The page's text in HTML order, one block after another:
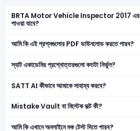
BRTA Motor Vehicle Inspector 2017 এর প্রশ্ন ও সমাধান কি এখানে
পাওয়া যাবে?
আমি কি এই প্রশ্নগুলোর PDF ডাউনলোড করতে পারব?
স্যাট একাডেমির প্রশ্নোত্তরগুলো কতটা নির্ভুল?
SATT AI কীভাবে আমাকে সাহায্য করবে?
Mistake Vault বা মিস্টেক ভল্ট কী?
আমি কি এখানে অনলাইনে মক টেস্ট দিতে পারব?